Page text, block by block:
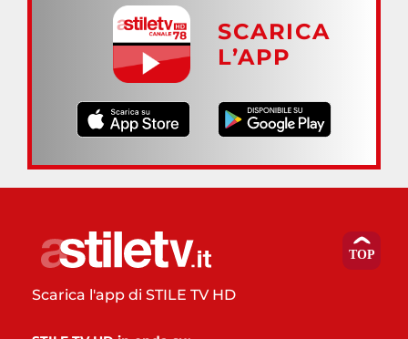
SCARICA
L’APP
Scarica l'app di STILE TV HD